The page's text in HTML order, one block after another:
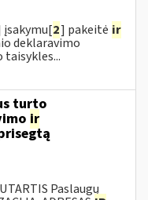
įsakymu[2] pakeitė ir
deklaravimo
turto
ir
Paslaugų